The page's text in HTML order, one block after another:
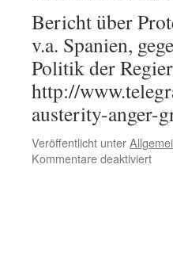
Bericht über
v.a. Spanien,
Politik der
http://
austerity-anger-
Veröffentlicht unter
Kommentare deaktiviertfür